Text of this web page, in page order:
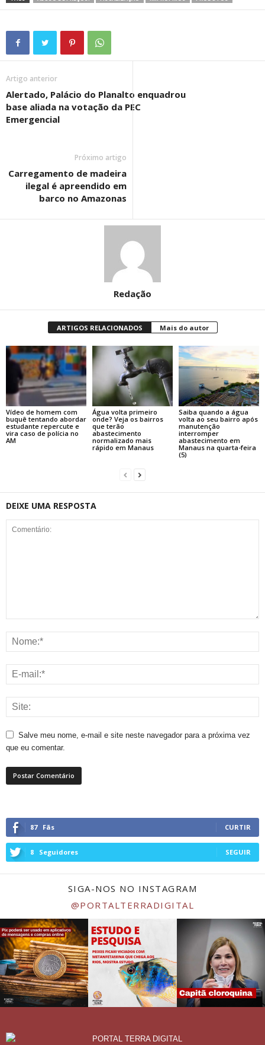
Artigo anterior
Alertado, Palácio do Planalto enquadrou
base aliada na votação da PEC
Emergencial
Próximo artigo
Carregamento de madeira
ilegal é apreendido em
barco no Amazonas
Redação
ARTIGOS RELACIONADOS Mais do autor
Vídeo de homem com
buquê tentando abordar
estudante repercute e
vira caso de polícia no
AM
Água volta primeiro
onde? Veja os bairros
que terão
abastecimento
normalizado mais
rápido em Manaus
Saiba quando a água
volta ao seu bairro após
manutenção
interromper
abastecimento em
Manaus na quarta-feira
(5)
DEIXE UMA RESPOSTA
Salve meu nome, e-mail e site neste navegador para a próxima vez
que eu comentar.
87 Fãs CURTIR
8 Seguidores SEGUIR
SIGA-NOS NO INSTAGRAM
@PORTALTERRADIGITAL